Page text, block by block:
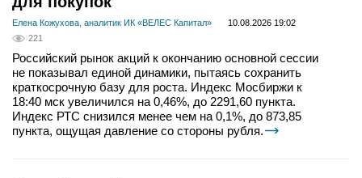
Елена Кожухова, аналитик ИК «ВЕЛЕС Капитал»
10.08.2026 19:02
221
Российский рынок акций к окончанию основной сессии
не показывал единой динамики, пытаясь сохранить
краткосрочную базу для роста. Индекс Мосбиржи к
18:40 мск увеличился на 0,46%, до 2291,60 пункта.
Индекс РТС снизился менее чем на 0,1%, до 873,85
пункта, ощущая давление со стороны рубля.